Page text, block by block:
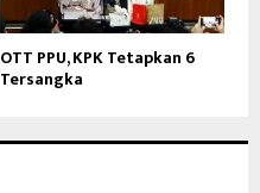
OTT PPU, KPK Tetapkan 6
Tersangka